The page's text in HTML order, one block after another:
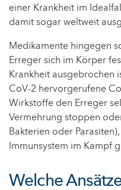
einer Krankheit im
damit sogar weltweit
Medikamente hingegen
Erreger sich im Körper
Krankheit ausgebrochen
CoV-2 hervorgerufene
Wirkstoffe den Erreger
Vermehrung stoppen
Bakterien oder
Immunsystem im Kampf
Welche